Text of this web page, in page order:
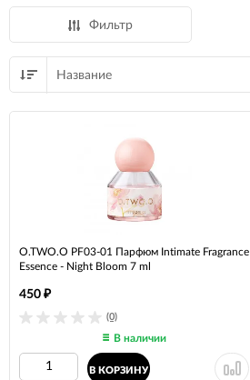
Фильтр
Название
O.TWO.O PF03-01 Парфюм Intimate Fragrance
Essence - Night Bloom 7 ml
(0)
450 ₽
В наличии
В КОРЗИНУ